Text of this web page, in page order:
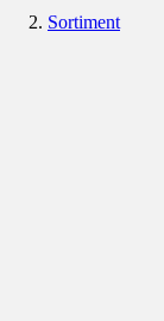
Sortiment